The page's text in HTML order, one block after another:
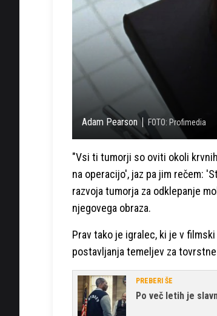
Adam Pearson FOTO: Profimedia
"Vsi ti tumorji so oviti okoli
na operacijo', jaz pa jim rečem:
razvoja tumorja za odklepanje
njegovega obraza.
Prav tako je igralec, ki je v
postavljanja temeljev za
PREBERI ŠE
Po več letih je